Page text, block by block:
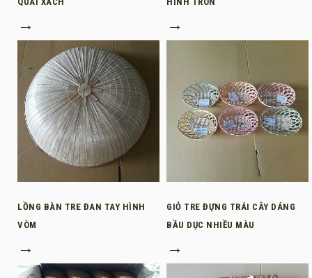
→ →
LỒNG BÀN TRE ĐAN TAY HÌNH
VÒM
→
GIỎ TRE ĐỰNG TRÁI CÂY DÁNG
BẦU DỤC NHIỀU MÀU
→